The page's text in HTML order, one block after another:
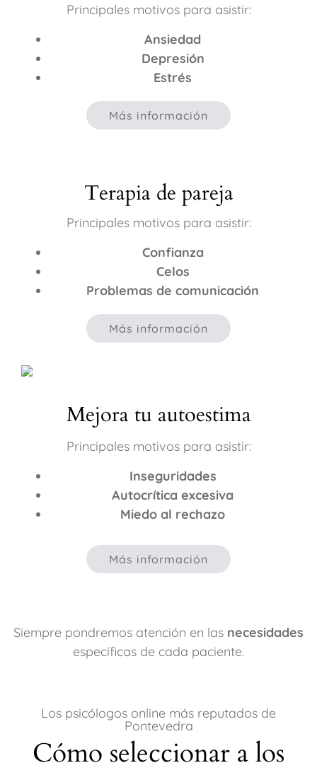
Principales motivos para asistir:
Ansiedad
Depresión
Estrés
Más información
Terapia de pareja
Principales motivos para asistir:
Confianza
Celos
Problemas de comunicación
Más información
Mejora tu autoestima
Principales motivos para asistir:
Inseguridades
Autocrítica excesiva
Miedo al rechazo
Más información
Siempre pondremos atención en las necesidades
específicas de cada paciente.
Los psicólogos online más reputados de
Pontevedra
Cómo seleccionar a los